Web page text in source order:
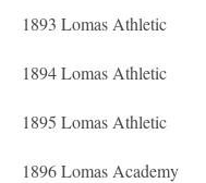
1893 Lomas Athletic
1894 Lomas Athletic
1895 Lomas Athletic
1896 Lomas Academy